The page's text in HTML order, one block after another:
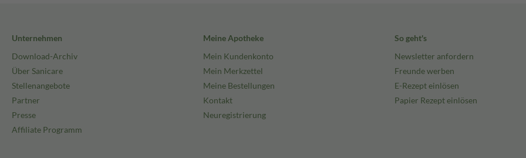
Unternehmen
Download-Archiv
Über Sanicare
Stellenangebote
Partner
Presse
Affiliate Programm
Meine Apotheke
Mein Kundenkonto
Mein Merkzettel
Meine Bestellungen
Kontakt
Neuregistrierung
So geht's
Newsletter anfordern
Freunde werben
E-Rezept einlösen
Papier Rezept einlösen